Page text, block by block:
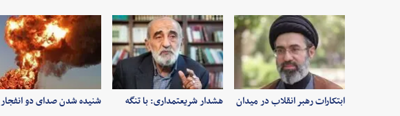
ابتکارات رهبر انقلاب در میدان
هشدار شریعتمداری: با تنگه
شنیده شدن صدای دو انفجار